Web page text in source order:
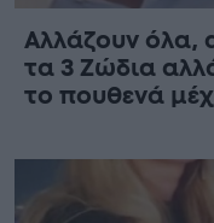
Αλλάζουν όλα,
τα 3 Zώδια
το πουθενά